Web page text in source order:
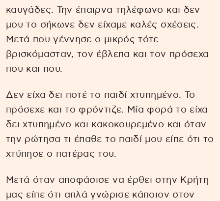
καυγάδες. Την έπαιρνα τηλέφωνο και δεν
μου το σήκωνε δεν είχαμε καλές σχέσεις.
Μετά που γέννησε ο μικρός τότε
βρισκόμασταν, τον έβλεπα και τον πρόσεχα
που και που.
Δεν είχα δει ποτέ το παιδί χτυπημένο. Το
πρόσεχε και το φρόντιζε. Μία φορά το είχα
δει χτυπημένο και κακοκουρεμένο και όταν
την ρώτησα τι έπαθε το παιδί μου είπε ότι το
χτύπησε ο πατέρας του.
Μετά όταν αποφάσισε να έρθει στην Κρήτη
μας είπε ότι απλά γνώρισε κάποιον στον